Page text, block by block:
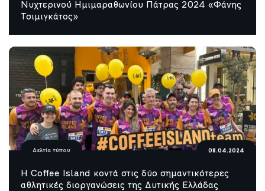
Νυχτερινού Ημιμαραθωνίου Πάτρας 2024 «Φάνης
Τσιμιγκάτος»
Δελτία τύπου 08.04.2024
H Coffee Island κοντά στις δύο σημαντικότερες
αθλητικές διοργανώσεις της Δυτικής Ελλάδας